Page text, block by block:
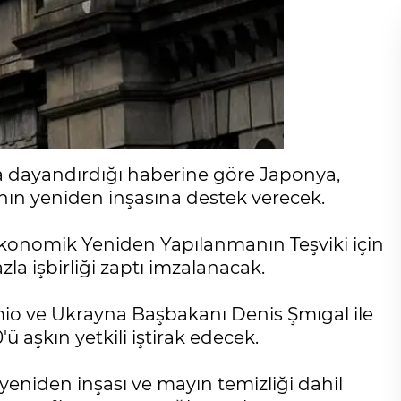
haberine göre Japonya,
yeniden inşasına destek verecek.
Yeniden Yapılanmanın Teşviki için
işbirliği zaptı imzalanacak.
ve Ukrayna Başbakanı Denis Şmıgal ile
aşkın yetkili iştirak edecek.
inşası ve mayın temizliği dahil